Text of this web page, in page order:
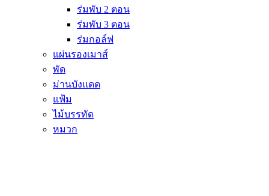
ร่มพับ 2 ตอน
ร่มพับ 3 ตอน
ร่มกอล์ฟ
แผ่นรองเมาส์
พัด
ม่านบังแดด
แฟ้ม
ไม้บรรทัด
หมวก